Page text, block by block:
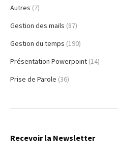
Autres (7)
Gestion des mails (87)
Gestion du temps (190)
Présentation Powerpoint (14)
Prise de Parole (36)
Recevoir la Newsletter